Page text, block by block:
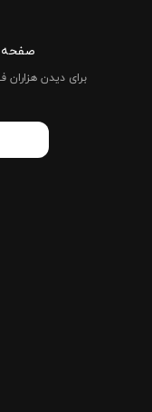
صفحه
برای دیدن هزاران